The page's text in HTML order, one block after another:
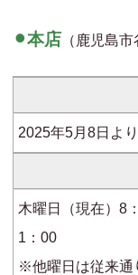
⚫︎本店 （鹿児島
2025年5月8日より
木曜日（現在）8
1：00
※他曜日は従来通